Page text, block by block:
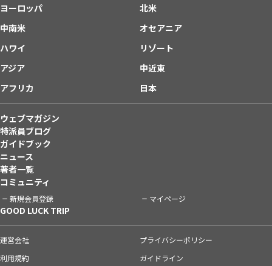
ヨーロッパ
北米
中南米
オセアニア
ハワイ
リゾート
アジア
中近東
アフリカ
日本
ウェブマガジン
特派員ブログ
ガイドブック
ニュース
著者一覧
コミュニティ
新規会員登録 マイページ
GOOD LUCK TRIP
運営会社
プライバシーポリシー
利用規約
ガイドライン